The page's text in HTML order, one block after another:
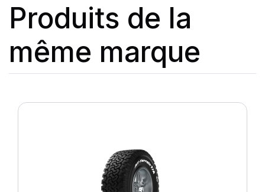
Produits de la
même marque